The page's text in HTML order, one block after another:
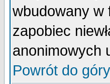
wbudowany w
zapobiec
anonimowych
Powrót do góry